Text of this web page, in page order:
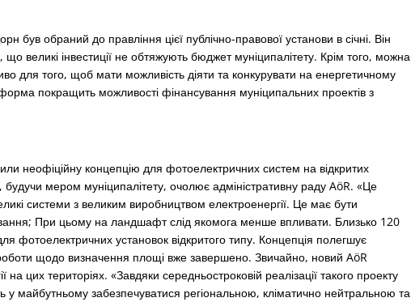
був обраний до правління цієї публічно-правової установи в січні. Він
великі інвестиції не обтяжують бюджет муніципалітету. Крім того, можна
для того, щоб мати можливість діяти та конкурувати на енергетичному
покращить можливості фінансування муніципальних проектів з
неофіційну концепцію для фотоелектричних систем на відкритих
мером муніципалітету, очолює адміністративну раду AöR. «Це
системи з великим виробництвом електроенергії. Це має бути
При цьому на ландшафт слід якомога менше впливати. Близько 120
фотоелектричних установок відкритого типу. Концепція полегшує
роботи щодо визначення площі вже завершено. Звичайно, новий AöR
на цих територіях. «Завдяки середньостроковій реалізації такого проекту
у майбутньому забезпечуватися регіональною, кліматично нейтральною та